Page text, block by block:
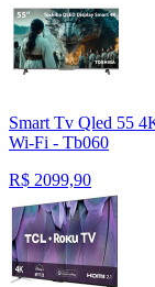
Smart Tv Qled 55
Wi-Fi - Tb060
R$ 2099,90